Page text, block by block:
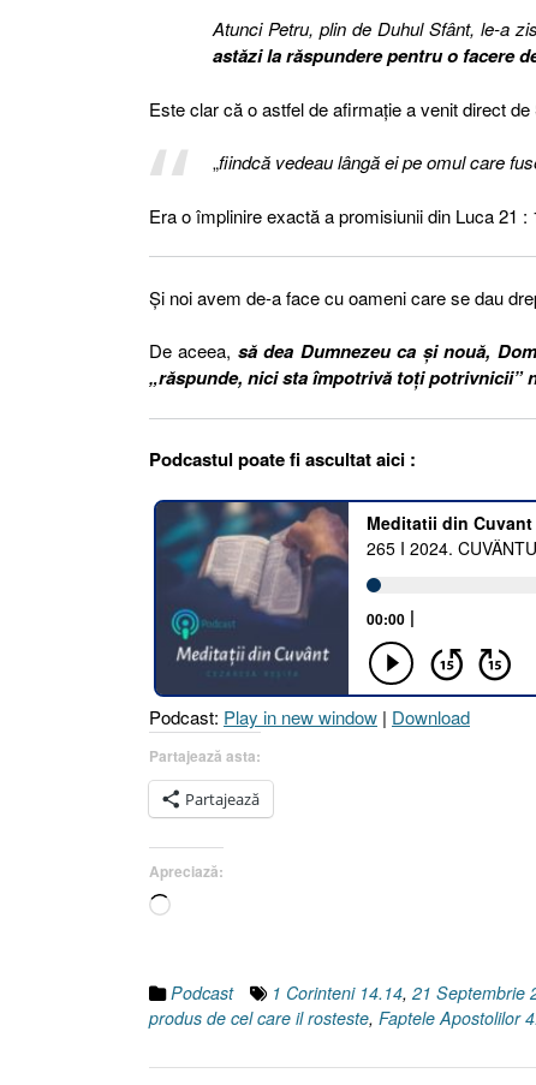
Atunci Petru, plin de Duhul Sfânt, le-a
astăzi la răspundere pentru o facere
Este clar că o astfel de afirmație a venit direct
„fiindcă vedeau lângă ei pe omul care
Era o împlinire exactă a promisiunii din Luca 21 :
Și noi avem de-a face cu oameni care se dau
De aceea, să dea Dumnezeu ca și nouă,
„răspunde, nici sta împotrivă toţi potrivnicii”
Podcastul poate fi ascultat aici :
Podcast: Play in new window | Download
Partajează asta:
Partajează
Apreciază:
Încarc...
Podcast 1 Corinteni 14.14, 21 Septembrie
produs de cel care il rosteste, Faptele Apostolilor